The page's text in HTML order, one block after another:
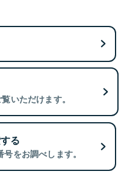
いただけます。
る
をお調べします。